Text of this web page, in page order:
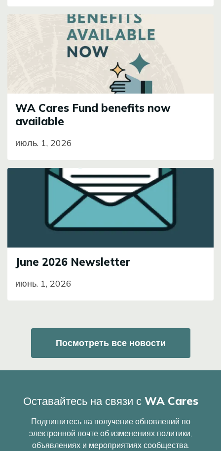
WA Cares Fund benefits now
available
июль. 1, 2026
June 2026 Newsletter
июнь. 1, 2026
Посмотреть все новости
Оставайтесь на связи с WA Cares
Подпишитесь на получение обновлений по
электронной почте об изменениях политики,
объявлениях и мероприятиях сообщества.